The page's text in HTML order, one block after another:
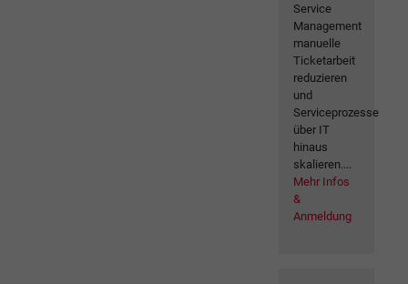
Service
Management
manuelle
Ticketarbeit
reduzieren
und
Serviceprozesse
über IT
hinaus
skalieren....
Mehr Infos
&
Anmeldung